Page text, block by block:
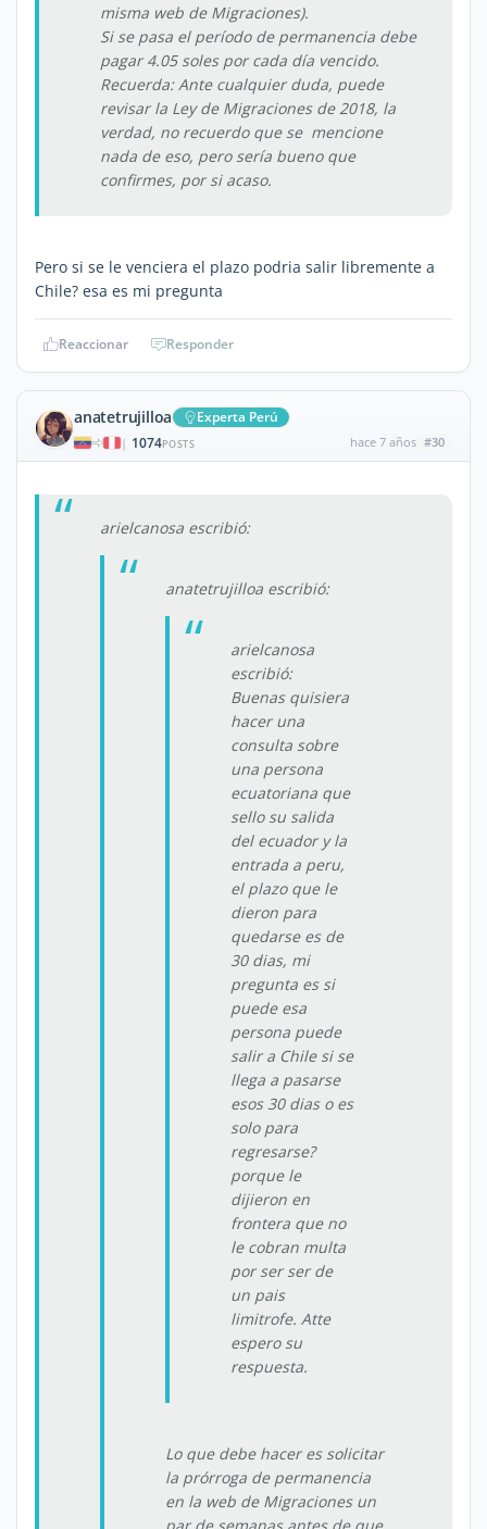
misma web de Migraciones).
Si se pasa el período de permanencia debe
pagar 4.05 soles por cada día vencido.
Recuerda: Ante cualquier duda, puede
revisar la Ley de Migraciones de 2018, la
verdad, no recuerdo que se mencione
nada de eso, pero sería bueno que
confirmes, por si acaso.
Pero si se le venciera el plazo podria salir libremente a
Chile? esa es mi pregunta
Reaccionar Responder
anatetrujilloa Experta Perú
| 1074POSTS hace 7 años #30
arielcanosa escribió:
anatetrujilloa escribió:
arielcanosa
escribió:
Buenas quisiera
hacer una
consulta sobre
una persona
ecuatoriana que
sello su salida
del ecuador y la
entrada a peru,
el plazo que le
dieron para
quedarse es de
30 dias, mi
pregunta es si
puede esa
persona puede
salir a Chile si se
llega a pasarse
esos 30 dias o es
solo para
regresarse?
porque le
dijieron en
frontera que no
le cobran multa
por ser ser de
un pais
limitrofe. Atte
espero su
respuesta.
Lo que debe hacer es solicitar
la prórroga de permanencia
en la web de Migraciones un